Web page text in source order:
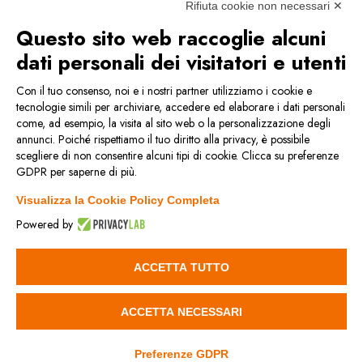
98.000 euro
Contattaci
Condizioni generali di vendita
Privacy & Cookie Policy
Politica della qualità
Reach
Rohs
©Miselli s.r.l. 2023
Rifiuta cookie non necessari ✕
Questo sito web raccoglie alcuni
dati personali dei visitatori e utenti
Con il tuo consenso, noi e i nostri partner utilizziamo i cookie e
tecnologie simili per archiviare, accedere ed elaborare i dati personali
come, ad esempio, la visita al sito web o la personalizzazione degli
annunci. Poiché rispettiamo il tuo diritto alla privacy, è possibile
scegliere di non consentire alcuni tipi di cookie. Clicca su preferenze
GDPR per saperne di più.
Visualizza la Cookie Policy Completa
Powered by
ACCETTA TUTTO
ACCETTA NECESSARI
Preferenze GDPR